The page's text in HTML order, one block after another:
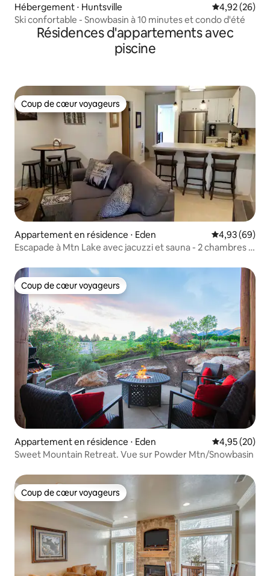
Hébergement ⋅ Huntsville Évaluation
4,92 (26)
Ski confortable - Snowbasin à 10 minutes et condo d'été
Résidences d'appartements avec
piscine
Coup de cœur voyageurs
Coup de cœur voyageurs
Appartement en résidence ⋅ Eden Évaluation
4,93 (69)
Escapade à Mtn Lake avec jacuzzi et sauna - 2 chambres /
Coup de cœur voyageurs
Coup de cœur voyageurs
Appartement en résidence ⋅ Eden Évaluation
4,95 (20)
Sweet Mountain Retreat. Vue sur Powder Mtn/Snowbasin
Coup de cœur voyageurs
Coup de cœur voyageurs